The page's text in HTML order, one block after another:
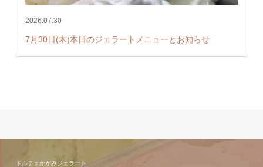
2026.07.30
7月30日(木)本日のジェラートメニューとお知らせ
ドルチェかがみジェラート